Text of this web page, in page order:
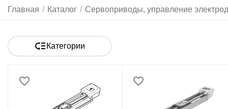
Главная / Каталог / Сервоприводы, управление
Категории